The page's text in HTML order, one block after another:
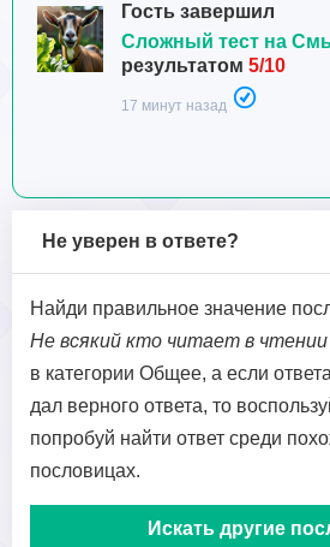
Гость завершил
Сложный тест на
результатом 5/10
17 минут назад
Не уверен в ответе?
Найди правильное значение
Не всякий кто читает в чтении
в категории Общее, а если
дал верного ответа, то
попробуй найти ответ среди
пословицах.
Искать другие